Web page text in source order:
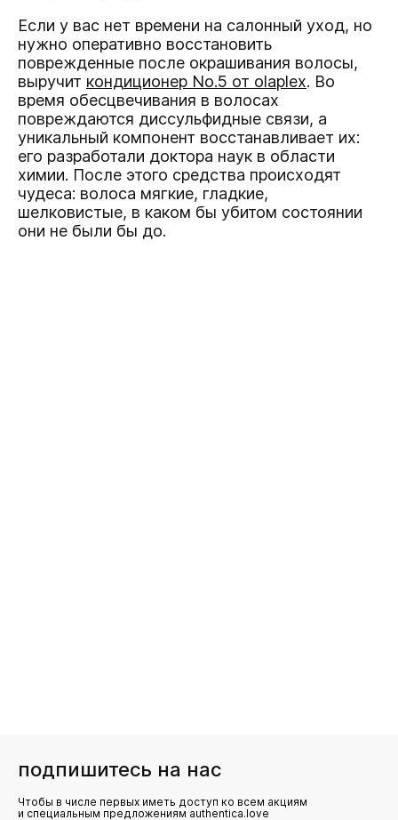
Если у вас нет времени на салонный уход, но
нужно оперативно восстановить
поврежденные после окрашивания волосы,
выручит кондиционер No.5 от olaplex. Во
время обесцвечивания в волосах
повреждаются диссульфидные связи, а
уникальный компонент восстанавливает их:
его разработали доктора наук в области
химии. После этого средства происходят
чудеса: волоса мягкие, гладкие,
шелковистые, в каком бы убитом состоянии
они не были бы до.
подпишитесь на нас
Чтобы в числе первых иметь доступ ко всем акциям
и специальным предложениям authentica.love